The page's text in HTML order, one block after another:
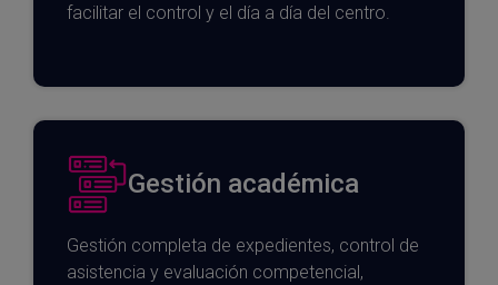
facilitar el control y el día a día del centro.
Gestión académica
Gestión completa de expedientes, control de
asistencia y evaluación competencial,